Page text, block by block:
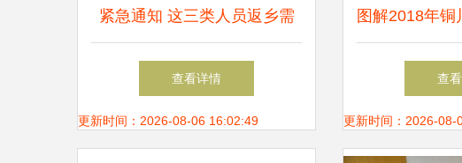
紧急通知 这三类人员返乡需
持核酸证明，还有这些重要信
息请查收
查看详情
更新时间：2026-08-06 16:02:49
图解2018年铜
开工作年度
询服务
查
更新时间：2026-08-